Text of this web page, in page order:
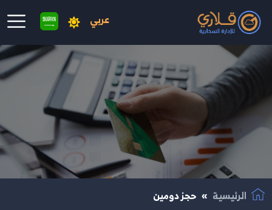
عربي
انتقال إلى المحتوى الرئيسي
الرئيسية
حجز دومين